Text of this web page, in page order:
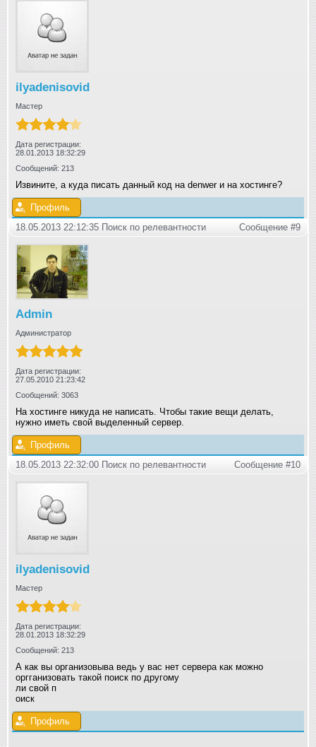
ilyadenisovid
Мастер
Дата регистрации:
28.01.2013 18:32:29
Сообщений: 213
Извините, а куда писать данный код на denwer и на хостинге?
Профиль
18.05.2013 22:12:35 Поиск по релевантности
Сообщение #9
Admin
Администратор
Дата регистрации:
27.05.2010 21:23:42
Сообщений: 3063
На хостинге никуда не написать. Чтобы такие вещи делать,
нужно иметь свой выделенный сервер.
Профиль
18.05.2013 22:32:00 Поиск по релевантности
Сообщение #10
ilyadenisovid
Мастер
Дата регистрации:
28.01.2013 18:32:29
Сообщений: 213
А как вы организовыва ведь у вас нет сервера как можно
оргганизовать такой поиск по другому
ли свой п
оиск
Профиль